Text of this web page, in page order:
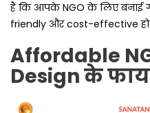
हैं कि आपके NGO के लिए बनाई
friendly और cost-effective
Affordable
Design के